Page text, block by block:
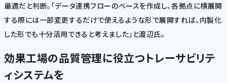
最適だと判断。「データ連携フローのベースを作成し、各拠点に横展開
する際には一部変更するだけで使えるような形で展開すれば、内製化
した形でも十分活用できると考えました」と渡辺氏。
効果工場の品質管理に役立つトレーサビリテ
ィシステムを